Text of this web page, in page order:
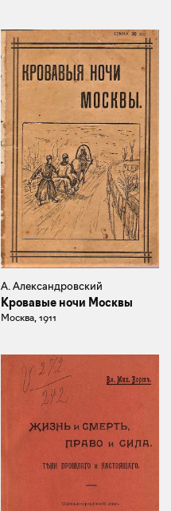
А. Александровский
Кровавые ночи Москвы
Москва, 1911